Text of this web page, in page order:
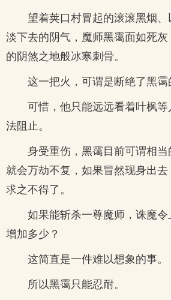
望着荚口村冒起的滚滚黑烟
淡下去的阴气，魔师黑霭面如死
的阴煞之地般冰寒刺骨。
这一把火，可谓是断绝了黑霭
可惜，他只能远远看着叶枫
法阻止。
身受重伤，黑霭目前可谓相
就会万劫不复，如果冒然现身出
求之不得了。
如果能斩杀一尊魔师，诛魔
增加多少？
这简直是一件难以想象的事。
所以黑霭只能忍耐。